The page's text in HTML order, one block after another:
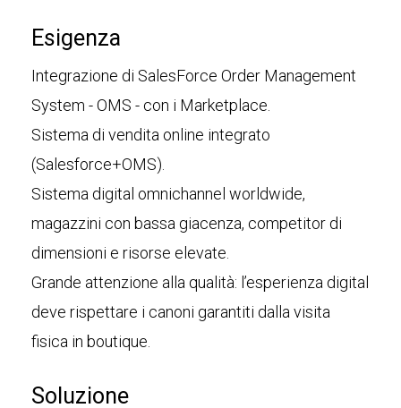
Esigenza
Integrazione di SalesForce Order Management
System - OMS - con i Marketplace.
Sistema di vendita online integrato
(Salesforce+OMS).
Sistema digital omnichannel worldwide,
magazzini con bassa giacenza, competitor di
dimensioni e risorse elevate.
Grande attenzione alla qualità: l’esperienza digital
deve rispettare i canoni garantiti dalla visita
fisica in boutique.
Soluzione